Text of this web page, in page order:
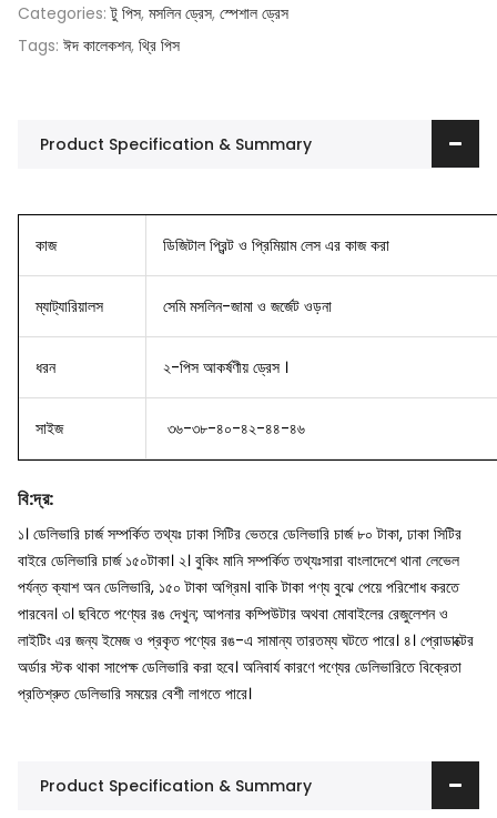
Categories:টু পিস, মসলিন ড্রেস, স্পেশাল ড্রেস
Tags: ঈদ কালেকশন, থ্রি পিস
Product Specification & Summary
কাজ ডিজিটাল প্রিন্ট ও প্রিমিয়াম লেস এর কাজ করা
ম্যাট্যারিয়ালস সেমি মসলিন-জামা ও জর্জেট ওড়না
ধরন ২-পিস আকর্ষণীয় ড্রেস ।
সাইজ ৩৬-৩৮-৪০-৪২-৪৪-৪৬
বি:দ্র:
১। ডেলিভারি চার্জ সম্পর্কিত তথ্যঃ ঢাকা সিটির ভেতরে ডেলিভারি চার্জ ৮০ টাকা, ঢাকা সিটির
বাইরে ডেলিভারি চার্জ ১৫০টাকা। ২। বুকিং মানি সম্পর্কিত তথ্যঃসারা বাংলাদেশে থানা লেভেল
পর্যন্ত ক্যাশ অন ডেলিভারি, ১৫০ টাকা অগ্রিম। বাকি টাকা পণ্য বুঝে পেয়ে পরিশোধ করতে
পারবেন। ৩। ছবিতে পণ্যের রঙ দেখুন; আপনার কম্পিউটার অথবা মোবাইলের রেজুলেশন ও
লাইটিং এর জন্য ইমেজ ও প্রকৃত পণ্যের রঙ-এ সামান্য তারতম্য ঘটতে পারে। ৪। প্রোডাক্টের
অর্ডার স্টক থাকা সাপেক্ষ ডেলিভারি করা হবে। অনিবার্য কারণে পণ্যের ডেলিভারিতে বিক্রেতা
প্রতিশ্রুত ডেলিভারি সময়ের বেশী লাগতে পারে।
Product Specification & Summary